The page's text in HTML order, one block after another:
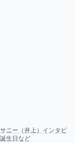
ニー（井上）インタビ
生日など